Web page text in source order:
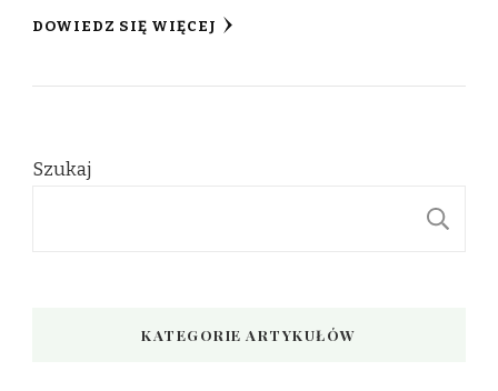
DOWIEDZ SIĘ WIĘCEJ
Szukaj
KATEGORIE ARTYKUŁÓW